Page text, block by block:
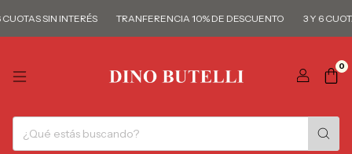
INTERÉS TRANFERENCIA 10% DE DESCUENTO 3 Y 6 CUOTAS SIN
0